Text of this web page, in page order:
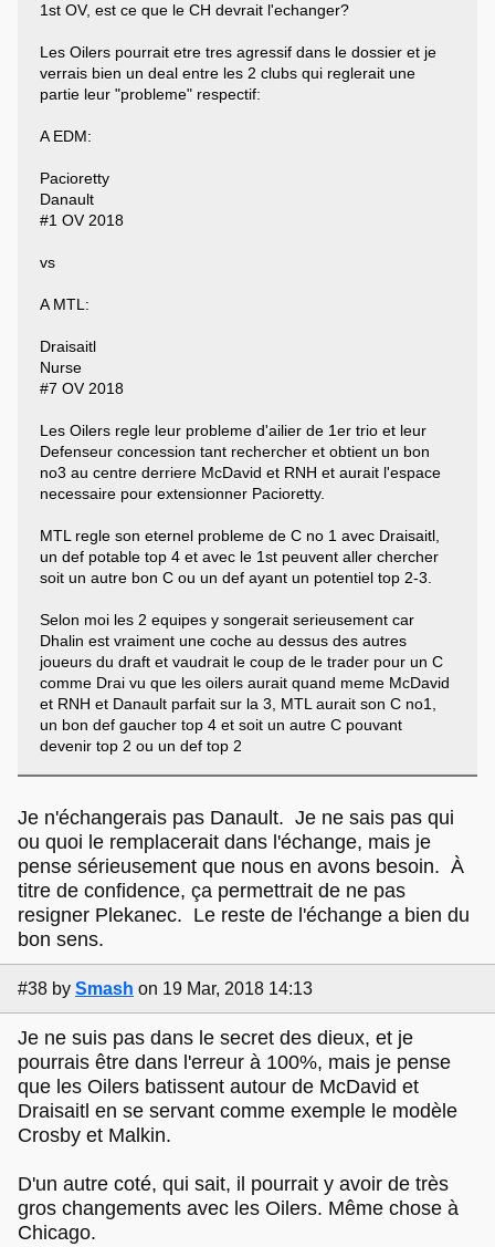
1st OV, est ce que le CH devrait l'echanger?
Les Oilers pourrait etre tres agressif dans le dossier et je
verrais bien un deal entre les 2 clubs qui reglerait une
partie leur "probleme" respectif:
A EDM:
Pacioretty
Danault
#1 OV 2018
vs
A MTL:
Draisaitl
Nurse
#7 OV 2018
Les Oilers regle leur probleme d'ailier de 1er trio et leur
Defenseur concession tant rechercher et obtient un bon
no3 au centre derriere McDavid et RNH et aurait l'espace
necessaire pour extensionner Pacioretty.
MTL regle son eternel probleme de C no 1 avec Draisaitl,
un def potable top 4 et avec le 1st peuvent aller chercher
soit un autre bon C ou un def ayant un potentiel top 2-3.
Selon moi les 2 equipes y songerait serieusement car
Dhalin est vraiment une coche au dessus des autres
joueurs du draft et vaudrait le coup de le trader pour un C
comme Drai vu que les oilers aurait quand meme McDavid
et RNH et Danault parfait sur la 3, MTL aurait son C no1,
un bon def gaucher top 4 et soit un autre C pouvant
devenir top 2 ou un def top 2
Je n'échangerais pas Danault. Je ne sais pas qui
ou quoi le remplacerait dans l'échange, mais je
pense sérieusement que nous en avons besoin. À
titre de confidence, ça permettrait de ne pas
resigner Plekanec. Le reste de l'échange a bien du
bon sens.
#38 by Smash on 19 Mar, 2018 14:13
Je ne suis pas dans le secret des dieux, et je
pourrais être dans l'erreur à 100%, mais je pense
que les Oilers batissent autour de McDavid et
Draisaitl en se servant comme exemple le modèle
Crosby et Malkin.
D'un autre coté, qui sait, il pourrait y avoir de très
gros changements avec les Oilers. Même chose à
Chicago.